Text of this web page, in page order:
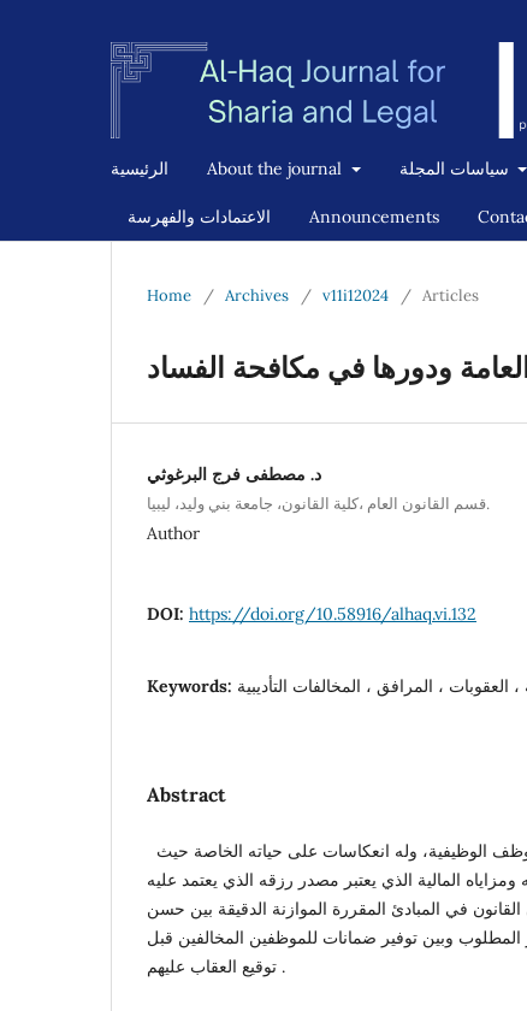
الرئيسية About the journal
الاعتمادات والفهرسة Announcements
Home / Archives / v11i12024 / Articles
ودورها في مكافحة الفساد
د. مصطفى فرج البرغوثي
قسم القانون العام ،كلية القانون، جامعة بني وليد، ليبيا.
Author
DOI: https://doi.org/10.58916/alhaq.vi.132
Keywords:
Abstract
المالية الذي يعتبر مصدر رزقه الذي يعتمد عليه
في المبادئ المقررة الموازنة الدقيقة بين حسن
المطلوب وبين توفير ضمانات للموظفين المخالفين قبل
توقيع العقاب عليهم .